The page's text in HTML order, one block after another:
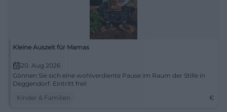
Kleine Auszeit für Mamas
20. Aug 2026
Gönnen Sie sich eine wohlverdiente Pause im Raum der Stille in
Deggendorf. Eintritt frei!
Kinder & Familien
€